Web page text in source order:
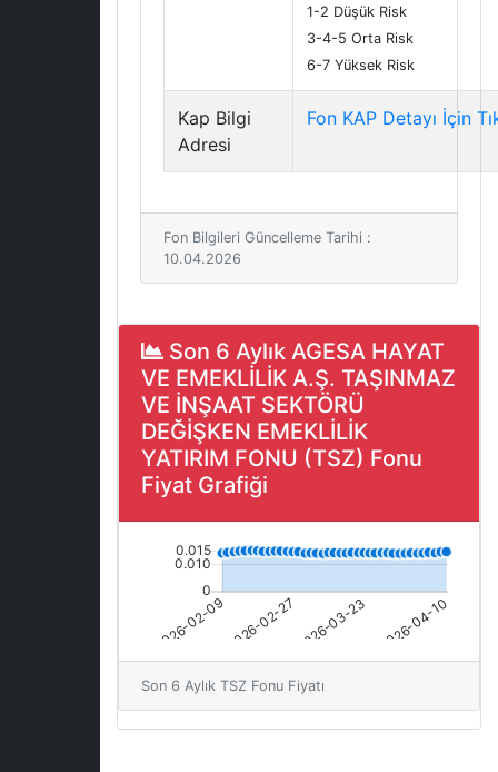
1-2 Düşük Risk
3-4-5 Orta Risk
6-7 Yüksek Risk
Kap Bilgi
Adresi
Fon KAP Detayı İçin
Fon Bilgileri Güncelleme Tarihi :
10.04.2026
Son 6 Aylık AGESA HAYAT
VE EMEKLİLİK A.Ş. TAŞINMAZ
VE İNŞAAT SEKTÖRÜ
DEĞİŞKEN EMEKLİLİK
YATIRIM FONU (TSZ) Fonu
Fiyat Grafiği
Son 6 Aylık TSZ Fonu Fiyatı